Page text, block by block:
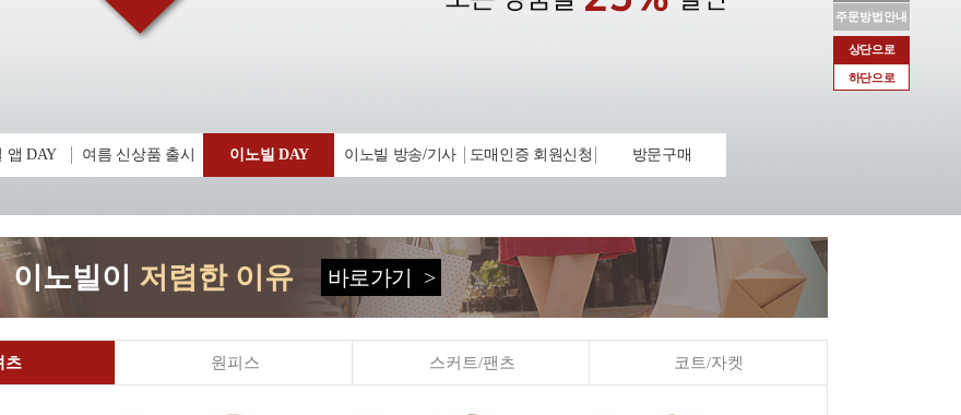
주문방법안내
상단으로
하단으로
앱 DAY 여름 신상품 출시 이노빌 DAY 이노빌 방송/기사 도매인증 회원신청 방문구매
이노빌이 저렴한 이유 바로가기 >
츠 원피스 스커트/팬츠 코트/자켓